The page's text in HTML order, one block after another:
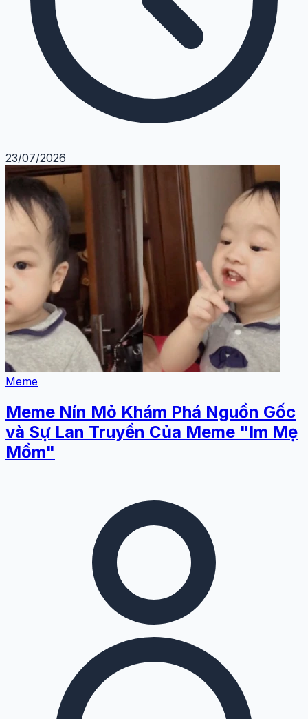
23/07/2026
Meme
Meme Nín Mỏ Khám Phá Nguồn Gốc
và Sự Lan Truyền Của Meme "Im Mẹ
Mồm"